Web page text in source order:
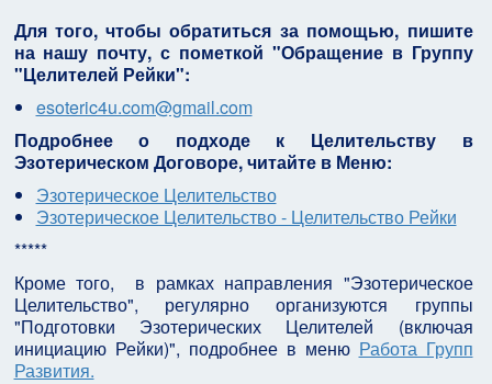
Для того, чтобы обратиться за помощью, пишите
на нашу почту, с пометкой "Обращение в Группу
"Целителей Рейки":
esoteric4u.com@gmail.com
Подробнее о подходе к Целительству в
Эзотерическом Договоре, читайте в Меню:
Эзотерическое Целительство
Эзотерическое Целительство - Целительство Рейки
*****
Кроме того, в рамках направления "Эзотерическое
Целительство", регулярно организуются группы
"Подготовки Эзотерических Целителей (включая
инициацию Рейки)", подробнее в меню Работа Групп
Развития.